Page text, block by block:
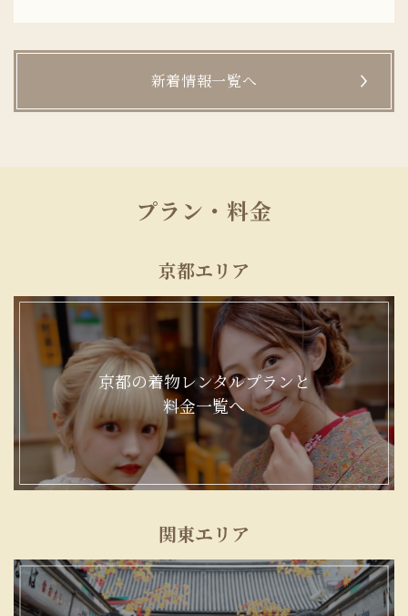
新着情報一覧へ
プラン・料金
京都エリア
京都の着物レンタルプランと
料金一覧へ
関東エリア